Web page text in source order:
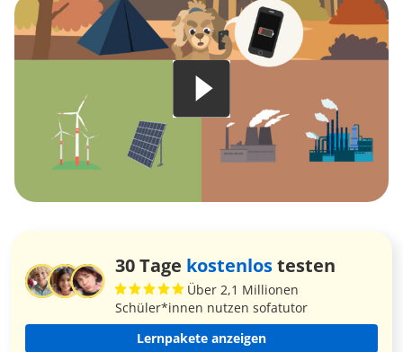
30 Tage kostenlostesten
Über 2,1 Millionen
Schüler*innen nutzen sofatutor
Lernpakete anzeigen